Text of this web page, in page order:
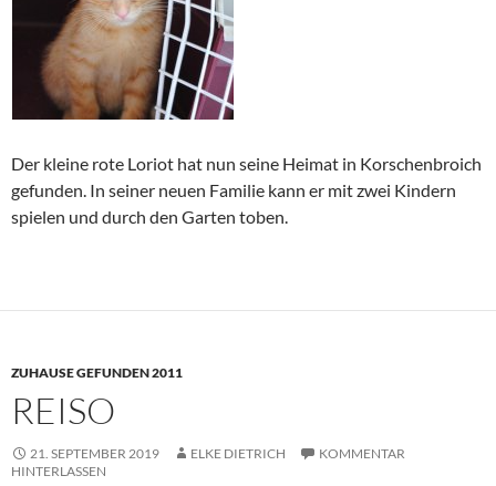
Der kleine rote Loriot hat nun seine Heimat in Korschenbroich
gefunden. In seiner neuen Familie kann er mit zwei Kindern
spielen und durch den Garten toben.
ZUHAUSE GEFUNDEN 2011
REISO
21. SEPTEMBER 2019 ELKE DIETRICH
KOMMENTAR
HINTERLASSEN